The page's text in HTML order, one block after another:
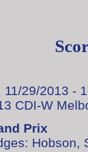
11/29/2013 -
CDI-W
Prix
Hobson,